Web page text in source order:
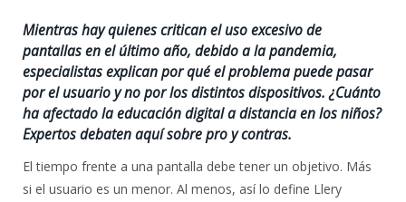
Mientras hay quienes critican el uso excesivo de
pantallas en el último año, debido a la pandemia,
especialistas explican por qué el problema puede pasar
por el usuario y no por los distintos dispositivos. ¿Cuánto
ha afectado la educación digital a distancia en los niños?
Expertos debaten aquí sobre pro y contras.
El tiempo frente a una pantalla debe tener un objetivo. Más
si el usuario es un menor. Al menos, así lo define Llery